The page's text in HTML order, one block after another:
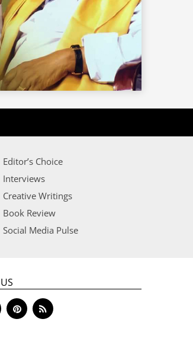
Editor’s Choice
Interviews
Creative Writings
Book Review
Social Media Pulse